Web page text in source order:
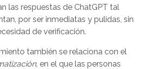
las respuestas de ChatGPT tal
por ser inmediatas y pulidas, sin
de verificación.
también se relaciona con el
, en el que las personas